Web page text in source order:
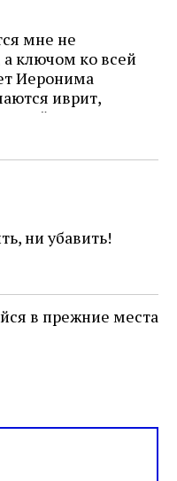
мне не
а ключом ко всей
Иеронима
иврит,
смысл и
исправления, и
исправление как
нами человек,
возмущение
многовекового
последнее
ни убавить!
в прежние места